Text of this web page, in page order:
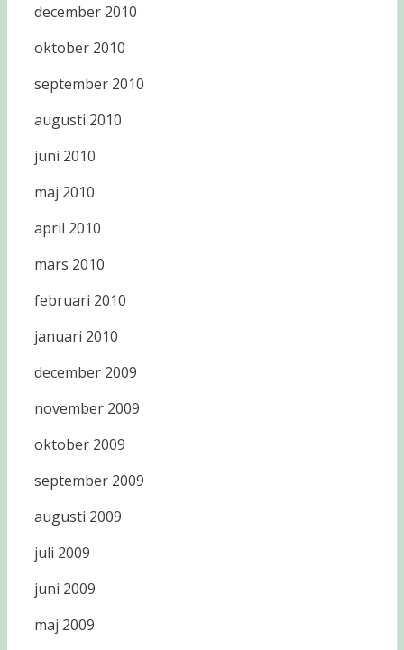
december 2010
oktober 2010
september 2010
augusti 2010
juni 2010
maj 2010
april 2010
mars 2010
februari 2010
januari 2010
december 2009
november 2009
oktober 2009
september 2009
augusti 2009
juli 2009
juni 2009
maj 2009